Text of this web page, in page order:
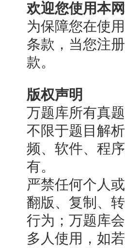
欢迎您使用本网
为保障您在使
条款，当您注
款。
版权声明
万题库所有真
不限于题目解
频、软件、程
有。
严禁任何个人
翻版、复制、
行为；万题库
多人使用，如